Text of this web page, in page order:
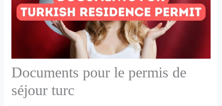
Documents pour le permis de
séjour turc